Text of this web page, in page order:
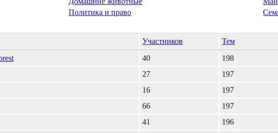
Политика и право
Участников
Тем
40
198
27
197
16
197
66
197
41
196